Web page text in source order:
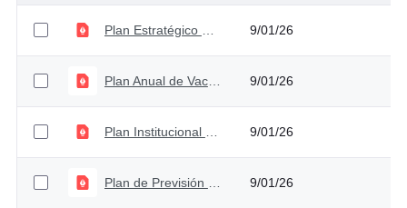
9/01/26
Plan Anual de Vacantes 2026 - Versión 2 9/01/26
9/01/26
9/01/26